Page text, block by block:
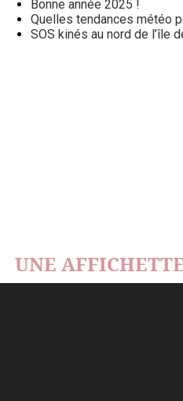
Bonne année 2025 !
Quelles tendances météo
SOS kinés au nord de l’île
UNE